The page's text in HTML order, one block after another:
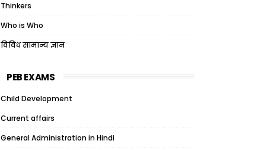
Thinkers
Who is Who
विविध सामान्य ज्ञान
PEB EXAMS
Child Development
Current affairs
General Administration in Hindi